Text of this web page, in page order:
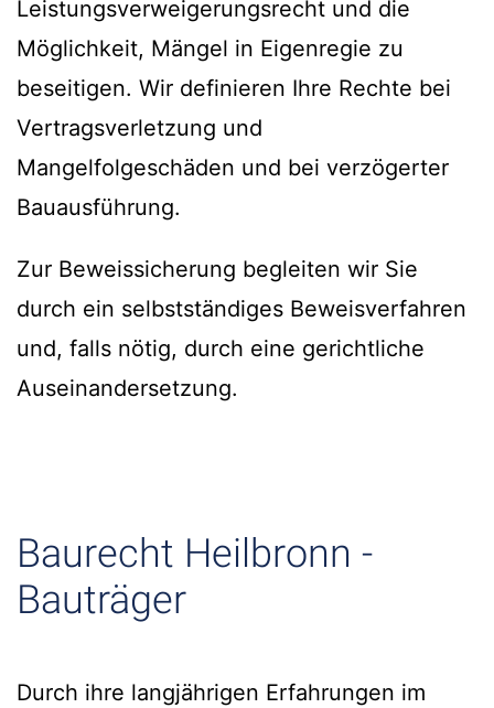
Leistungsverweigerungsrecht und die
Möglichkeit, Mängel in Eigenregie zu
beseitigen. Wir definieren Ihre Rechte bei
Vertragsverletzung und
Mangelfolgeschäden und bei verzögerter
Bauausführung.
Zur Beweissicherung begleiten wir Sie
durch ein selbstständiges Beweisverfahren
und, falls nötig, durch eine gerichtliche
Auseinandersetzung.
Baurecht Heilbronn -
Bauträger
Durch ihre langjährigen Erfahrungen im